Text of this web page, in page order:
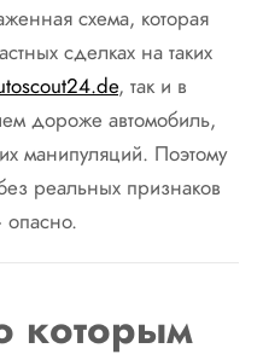
схема, которая
сделках на таких
, так и в
дороже автомобиль,
манипуляций. Поэтому
реальных признаков
опасно.
которым